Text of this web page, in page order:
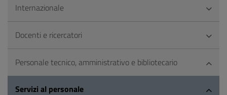
Internazionale
Docenti e ricercatori
Personale tecnico, amministrativo e bibliotecario
Servizi al personale